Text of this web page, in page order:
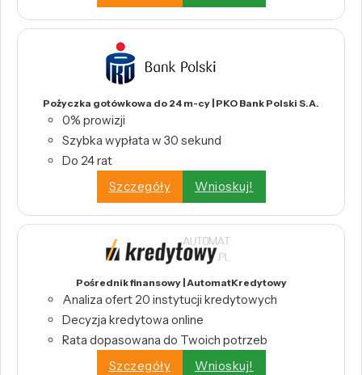
Pożyczka gotówkowa do 24 m-cy | PKO Bank Polski S.A.
0% prowizji
Szybka wypłata w 30 sekund
Do 24 rat
Szczegóły
Wnioskuj!
Pośrednik finansowy | AutomatKredytowy
Analiza ofert 20 instytucji kredytowych
Decyzja kredytowa online
Rata dopasowana do Twoich potrzeb
Szczegóły
Wnioskuj!